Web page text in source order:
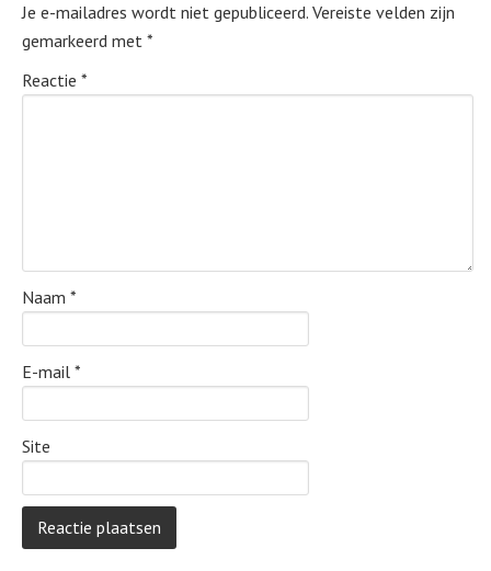
Je e-mailadres wordt niet gepubliceerd. Vereiste velden zijn
gemarkeerd met *
Reactie *
Naam *
E-mail *
Site